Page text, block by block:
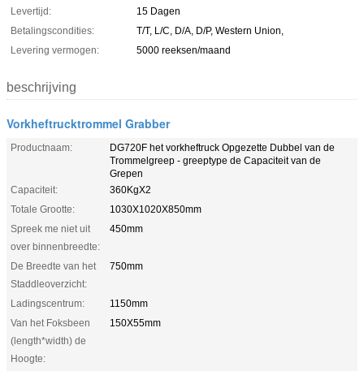
Levertijd:
15 Dagen
Betalingscondities:
T/T, L/C, D/A, D/P, Western Union,
Levering vermogen:
5000 reeksen/maand
beschrijving
Vorkheftrucktrommel Grabber
Productnaam:
DG720F het vorkheftruck Opgezette Dubbel van de
Trommelgreep - greeptype de Capaciteit van de
Grepen
Capaciteit:
360KgX2
Totale Grootte:
1030X1020X850mm
Spreek me niet uit
over binnenbreedte:
450mm
De Breedte van het
Staddleoverzicht:
750mm
Ladingscentrum:
1150mm
Van het Foksbeen
(length*width) de
Hoogte:
150X55mm